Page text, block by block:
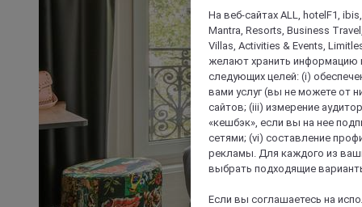
На веб-сайтах ALL, hotelF1,
Mantra, Resorts, Business
Villas, Activities & Events,
желают хранить информацию
следующих целей: (i)
вами услуг (вы не можете от
сайтов; (iii) измерение
«кешбэк», если вы на нее
сетями; (vi) составление
рекламы. Для каждого из
выбрать подходящие
Если вы соглашаетесь на